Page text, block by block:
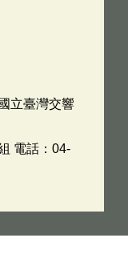
立臺灣交響
電話：04-